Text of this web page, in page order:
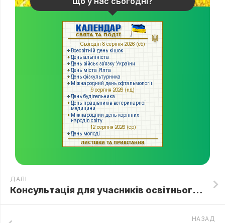
ДАЛІ
Консультація для учасників освітнього процесу 📢Будь помітним на дорозі – збережи життя!💪💪💪
НАЗАД